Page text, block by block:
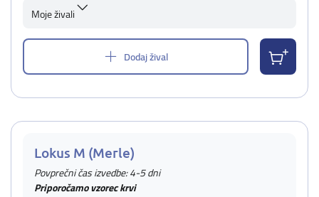
Moje živali
Dodaj žival
Lokus M (Merle)
Povprečni čas izvedbe: 4-5 dni
Priporočamo vzorec krvi